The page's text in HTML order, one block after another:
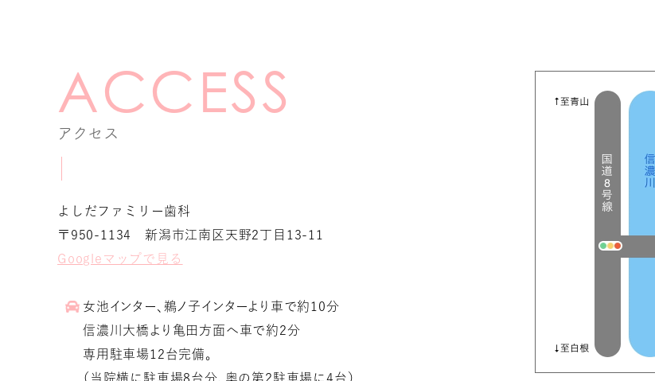
アクセス
よしだファミリー歯科
〒950-1134 新潟市江南区天野2丁目13-11
Googleマップで見る
女池インター、鵜ノ子インターより車で約10分
信濃川大橋より亀田方面へ車で約2分
専用駐車場12台完備。
（当院横に駐車場8台分、奥の第2駐車場に4台）